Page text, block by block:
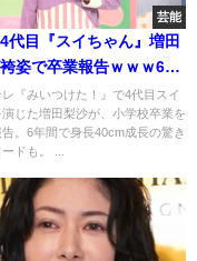
芸能
代目『スイちゃん』増田
姿で卒業報告ｗｗｗ6年
伸びたってマジかｗ
レ『みいつけた！』で4代目スイ
演じた増田梨沙が、小学校卒業を
。6年間で身長40cm成長の驚き
ドも。 ...